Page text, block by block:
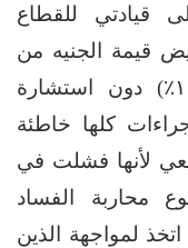
قيادتي للقطاع
قيمة الجنيه من
(١٨) إلى (٣٠) جنيهاً بنسبة (١٠٠٪؜) دون استشارة
كلها خاطئة
لأنها فشلت في
محاربة الفساد
لمواجهة الذين